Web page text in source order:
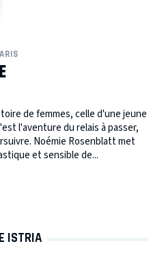
de femmes, celle d'une jeune
l'aventure du relais à passer,
Noémie Rosenblatt met
et sensible de...
ISTRIA